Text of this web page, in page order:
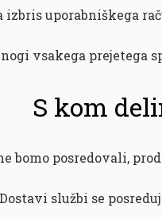
uporabniškega
vsakega prejetega
S kom
bomo posredovali,
Dostavi službi se